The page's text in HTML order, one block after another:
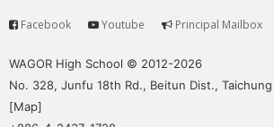
Service
Facebook Youtube Principal Mailbox
WAGOR High School © 2012-2026
No. 328, Junfu 18th Rd., Beitun Dist.,
[Map]